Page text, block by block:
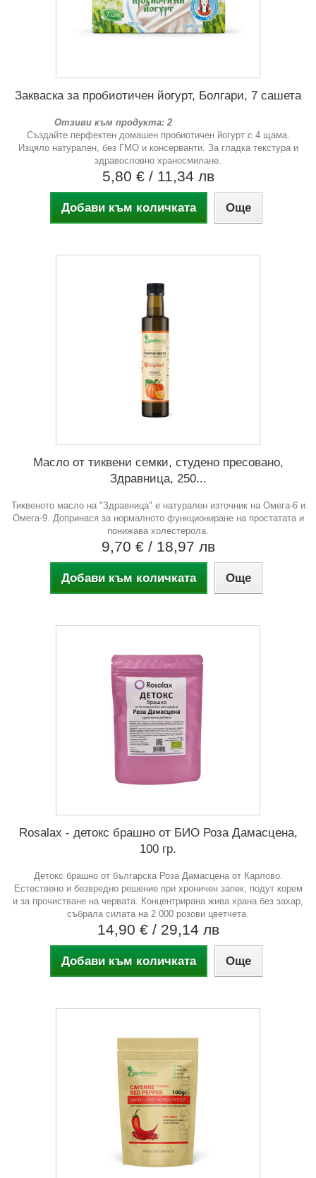
Закваска за пробиотичен йогурт, Болгари, 7 сашета
Отзиви към продукта: 2
Създайте перфектен домашен пробиотичен йогурт с 4 щама.
Изцяло натурален, без ГМО и консерванти. За гладка текстура и
здравословно храносмилане.
5,80 € / 11,34 лв
Добави към количката Още
Масло от тиквени семки, студено пресовано,
Здравница, 250...
Тиквеното масло на "Здравница" е натурален източник на Омега-6 и
Омега-9. Допринася за нормалното функциониране на простатата и
понижава холестерола.
9,70 € / 18,97 лв
Добави към количката Още
Rosalax - детокс брашно от БИО Роза Дамасцена,
100 гр.
Детокс брашно от българска Роза Дамасцена от Карлово.
Естествено и безвредно решение при хроничен запек, подут корем
и за прочистване на червата. Концентрирана жива храна без захар,
събрала силата на 2 000 розови цветчета.
14,90 € / 29,14 лв
Добави към количката Още